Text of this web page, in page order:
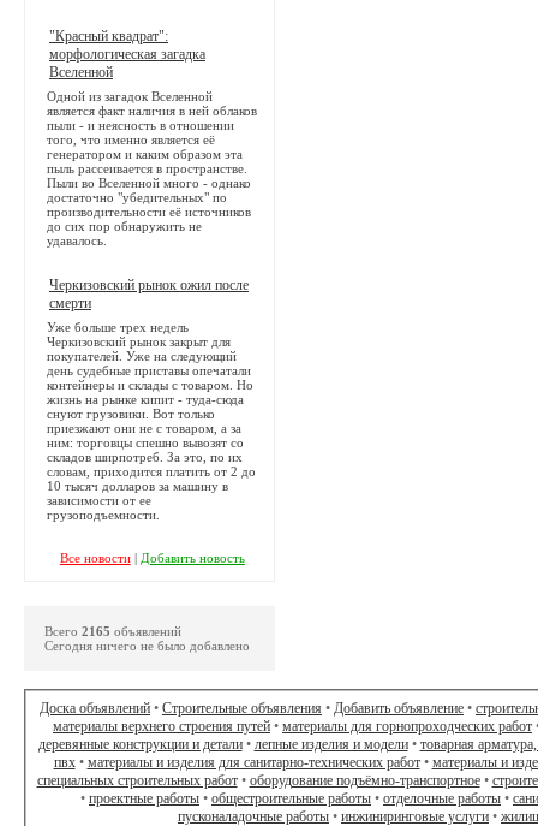
"Красный квадрат":
морфологическая загадка
Вселенной
Одной из загадок Вселенной
является факт наличия в ней облаков
пыли - и неясность в отношении
того, что именно является её
генератором и каким образом эта
пыль рассеивается в пространстве.
Пыли во Вселенной много - однако
достаточно "убедительных" по
производительности её источников
до сих пор обнаружить не
удавалось.
Черкизовский рынок ожил после
смерти
Уже больше трех недель
Черкизовский рынок закрыт для
покупателей. Уже на следующий
день судебные приставы опечатали
контейнеры и склады с товаром. Но
жизнь на рынке кипит - туда-сюда
снуют грузовики. Вот только
приезжают они не с товаром, а за
ним: торговцы спешно вывозят со
складов ширпотреб. За это, по их
словам, приходится платить от 2 до
10 тысяч долларов за машину в
зависимости от ее
грузоподъемности.
Все новости| Добавить новость
Всего 2165 объявлений
Сегодня ничего не было добавлено
Доска объявлений • Строительные объявления • Добавить объявление •
материалы верхнего строения путей • материалы для горнопроходческих работ
деревянные конструкции и детали• лепные изделия и модели• товарная
пвх• материалы и изделия для санитарно-технических работ• материалы и
специальных строительных работ• оборудование подъёмно-транспортное•
• проектные работы • общестроительные работы • отделочные работы •
пусконаладочные работы • инжиниринговые услуги •